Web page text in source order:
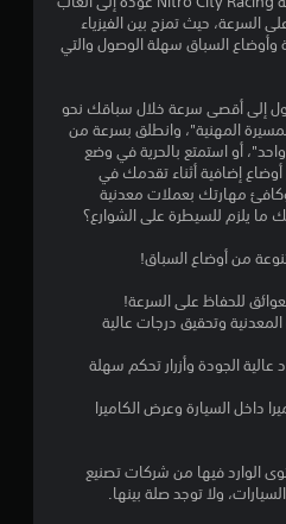
ن
و
م
م
ج
و
م
السرعة، حيث تمزج بين الفيزياء
وأوضاع السباق سهلة الوصول والتي
إلى أقصى سرعة خلال سباقك نحو
المهنية"، وانطلق بسرعة من
أو استمتع بالحرية في وضع
أوضاع إضافية أثناء تقدمك في
مهارتك بعملات معدنية
ما يلزم للسيطرة على الشوارع؟
من أوضاع السباق!
للحفاظ على السرعة!
وتحقيق درجات عالية
عالية الجودة وأزرار تحكم سهلة
داخل السيارة وعرض الكاميرا
الوارد فيها من شركات تصنيع
ولا توجد صلة بينها.